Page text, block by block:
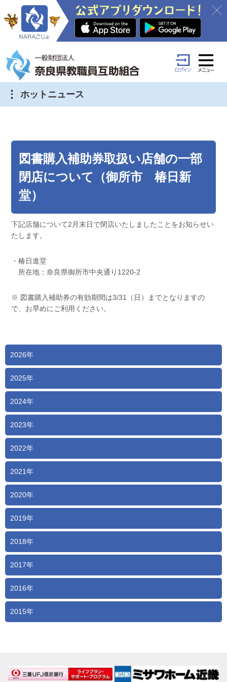
ホットニュース
2026年
2025年
2024年
2023年
2022年
2021年
2020年
2019年
2018年
2017年
2016年
2015年
図書購入補助券取扱い店舗の一部
閉店について（御所市 椿日新
堂）
下記店舗について2月末日で閉店いたしましたことをお知らせい
たします。
・椿日進堂
所在地：奈良県御所市中央通り1220-2
※ 図書購入補助券の有効期間は3/31（日）までとなりますの
で、お早めにご利用ください。